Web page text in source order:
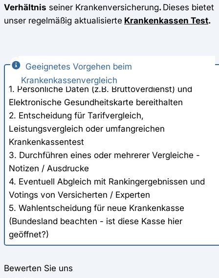
Verhältnis seiner Krankenversicherung.Dieses bietet
unser regelmäßig aktualisierte Krankenkassen Test.
Geeignetes Vorgehen beim
Krankenkassenvergleich
1. Persönliche Daten (z.B. Bruttoverdienst) und
Elektronische Gesundheitskarte bereithalten
2. Entscheidung für Tarifvergleich,
Leistungsvergleich oder umfangreichen
Krankenkassentest
3. Durchführen eines oder mehrerer Vergleiche -
Notizen / Ausdrucke
4. Eventuell Abgleich mit Rankingergebnissen und
Votings von Versicherten / Experten
5. Wahlentscheidung für neue Krankenkasse
(Bundesland beachten - ist diese Kasse hier
geöffnet?)
Bewerten Sie uns